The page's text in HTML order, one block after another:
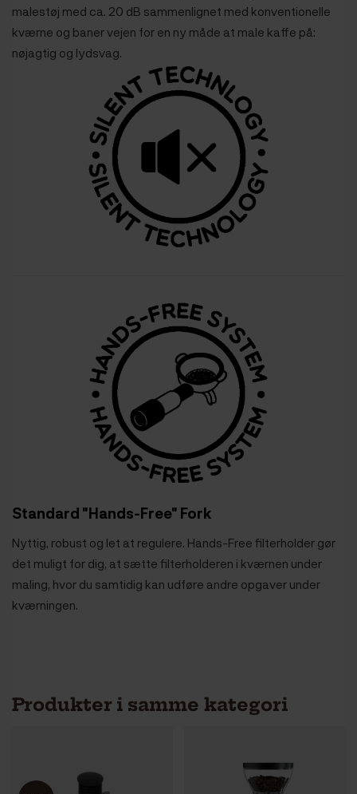
malestøj med ca. 20 dB sammenlignet med konventionelle
kværne og baner vejen for en ny måde at male kaffe på:
nøjagtig og lydsvag.
Standard "Hands-Free" Fork
Nyttig, robust og let at regulere. Hands-Free filterholder gør
det muligt for dig, at sætte filterholderen i kværnen under
maling, hvor du samtidig kan udføre andre opgaver under
kværningen.
Produkter i samme kategori